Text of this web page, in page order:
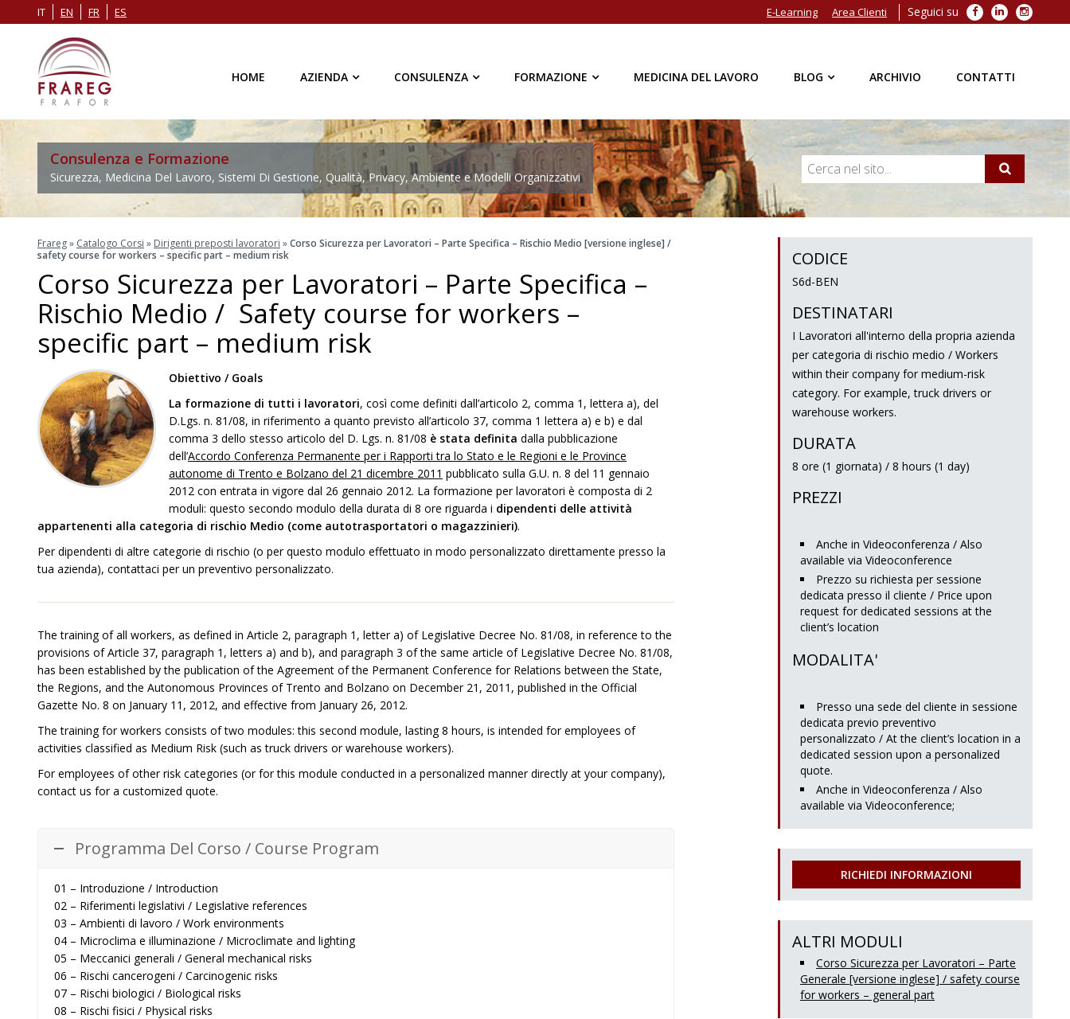
IT EN FR ES Seguici su Facebook
LinkedIn
E-Learning Area Clienti
HOME AZIENDA CONSULENZA FORMAZIONE MEDICINA DEL LAVORO BLOG ARCHIVIO CONTATTI
Consulenza e Formazione
Sicurezza, Medicina Del Lavoro, Sistemi Di Gestione, Qualità, Privacy, Ambiente e Modelli Organizzativi
Frareg» Catalogo Corsi » Dirigenti preposti lavoratori »Corso Sicurezza per Lavoratori – Parte Specifica – Rischio Medio [versione inglese] /
safety course for workers – specific part – medium risk
Corso Sicurezza per Lavoratori – Parte Specifica –
Rischio Medio / Safety course for workers –
specific part – medium risk
Obiettivo / Goals
La formazione di tutti i lavoratori, così come definiti dall’articolo 2, comma 1, lettera a), del
D.Lgs. n. 81/08, in riferimento a quanto previsto all’articolo 37, comma 1 lettera a) e b) e dal
comma 3 dello stesso articolo del D. Lgs. n. 81/08 è stata definita dalla pubblicazione
dell’Accordo Conferenza Permanente per i Rapporti tra lo Stato e le Regioni e le Province
autonome di Trento e Bolzano del 21 dicembre 2011 pubblicato sulla G.U. n. 8 del 11 gennaio
2012 con entrata in vigore dal 26 gennaio 2012. La formazione per lavoratori è composta di 2
moduli: questo secondo modulo della durata di 8 ore riguarda i dipendenti delle attività
appartenenti alla categoria di rischio Medio (come autotrasportatori o magazzinieri).
Per dipendenti di altre categorie di rischio (o per questo modulo effettuato in modo personalizzato direttamente presso la
tua azienda), contattaci per un preventivo personalizzato.
The training of all workers, as defined in Article 2, paragraph 1, letter a) of Legislative Decree No. 81/08, in reference to the
provisions of Article 37, paragraph 1, letters a) and b), and paragraph 3 of the same article of Legislative Decree No. 81/08,
has been established by the publication of the Agreement of the Permanent Conference for Relations between the State,
the Regions, and the Autonomous Provinces of Trento and Bolzano on December 21, 2011, published in the Official
Gazette No. 8 on January 11, 2012, and effective from January 26, 2012.
The training for workers consists of two modules: this second module, lasting 8 hours, is intended for employees of
activities classified as Medium Risk (such as truck drivers or warehouse workers).
For employees of other risk categories (or for this module conducted in a personalized manner directly at your company),
contact us for a customized quote.
Programma Del Corso / Course Program
01 – Introduzione / Introduction
02 – Riferimenti legislativi / Legislative references
03 – Ambienti di lavoro / Work environments
04 – Microclima e illuminazione / Microclimate and lighting
05 – Meccanici generali / General mechanical risks
06 – Rischi cancerogeni / Carcinogenic risks
07 – Rischi biologici / Biological risks
08 – Rischi fisici / Physical risks
CODICE
S6d-BEN
DESTINATARI
I Lavoratori all'interno della propria azienda
per categoria di rischio medio / Workers
within their company for medium-risk
category. For example, truck drivers or
warehouse workers.
DURATA
8 ore (1 giornata) / 8 hours (1 day)
PREZZI
Anche in Videoconferenza / Also
available via Videoconference
Prezzo su richiesta per sessione
dedicata presso il cliente / Price upon
request for dedicated sessions at the
client’s location
MODALITA'
Presso una sede del cliente in sessione
dedicata previo preventivo
personalizzato / At the client’s location in a
dedicated session upon a personalized
quote.
Anche in Videoconferenza / Also
available via Videoconference;
RICHIEDI INFORMAZIONI
ALTRI MODULI
Corso Sicurezza per Lavoratori – Parte
Generale [versione inglese] / safety course
for workers – general part